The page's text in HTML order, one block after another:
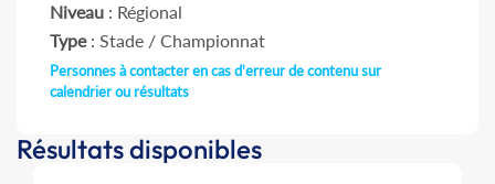
Niveau : Régional
Type: Stade / Championnat
Personnes à contacter en cas d'erreur de contenu sur
calendrier ou résultats
Résultats disponibles